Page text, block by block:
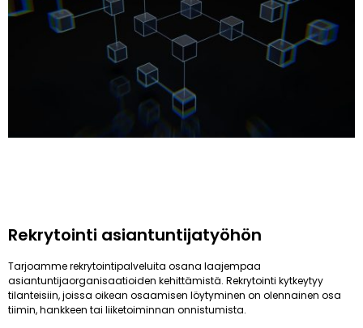
Rekrytointi asiantuntijatyöhön
Tarjoamme rekrytointipalveluita osana laajempaa
asiantuntijaorganisaatioiden kehittämistä. Rekrytointi kytkeytyy
tilanteisiin, joissa oikean osaamisen löytyminen on olennainen osa
tiimin, hankkeen tai liiketoiminnan onnistumista.